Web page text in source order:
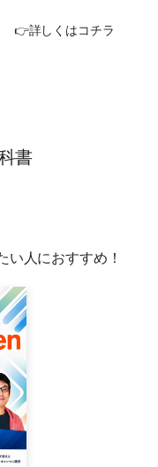
👉詳しくはコチラ
書
い人におすすめ！